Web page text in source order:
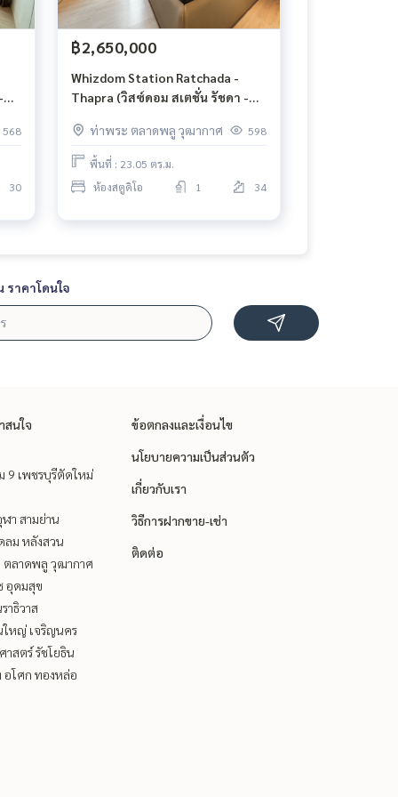
568
30
฿2,650,000
Whizdom Station Ratchada -
Thapra (วิสซ์ดอม สเตชั่น รัชดา -
ท่าพระ ตลาดพลู วุฒากาศ
598
พื้นที่ : 23.05 ตร.ม.
ห้องสตูดิโอ
1 34
ราคาโดนใจ
สนใจ
9 เพชรบุรีตัดใหม่
า สามย่าน
ลม หลังสวน
ตลาดพลู วุฒากาศ
อุดมสุข
าธิวาส
ใหญ่ เจริญนคร
าสตร์ รัชโยธิน
อโศก ทองหล่อ
ข้อตกลงและเงื่อนไข
นโยบายความเป็นส่วนตัว
เกี่ยวกับเรา
วิธีการฝากขาย-เช่า
ติดต่อ